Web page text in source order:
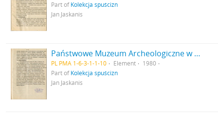
Part ofKolekcja spuścizn
Jan Jaskanis
Państwowe Muzeum Archeologiczne w Warszawie. Sprawozdanie z działalności w roku 1980. Mszynopis. Biblioteka. Sprawy personalne.
PL PMA 1-6-3-1-1-10 Element
1980
Part ofKolekcja spuścizn
Jan Jaskanis